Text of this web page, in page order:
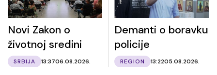
Novi Zakon o
životnoj sredini
SRBIJA 13:3706.08.2026.
Demanti o boravku
policije
REGION 13:2205.08.2026.